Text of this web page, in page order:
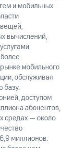
и мобильных
вычислений,
мобильного
обслуживая
базу.
доступом
абонентов,
средах — около
миллионов.